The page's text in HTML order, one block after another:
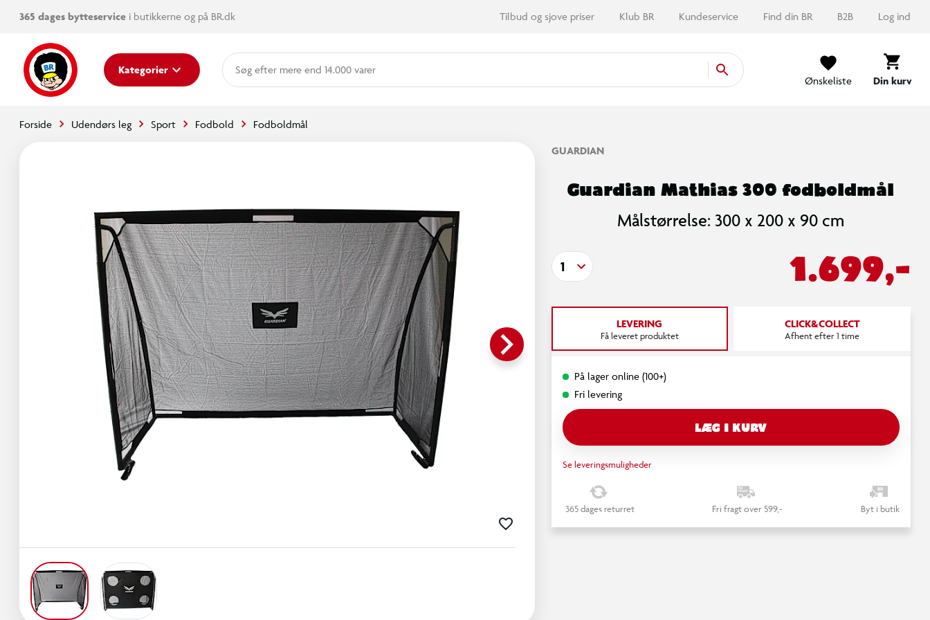
365 dages bytteservice i butikkerne og på BR.dk Tilbud og sjove priser Klub BR Kundeservice Find din BR B2B Log ind
Kategorier
mere end 14.000 varer
Ønskeliste
Din kurv
Forside Udendørs leg Sport Fodbold Fodboldmål
keyboard_arrow_right
GUARDIAN
Guardian Mathias 300 fodboldmål
Målstørrelse: 300 x 200 x 90 cm
1.699,-
1
LEVERING
Få leveret produktet
CLICK&COLLECT
Afhent efter 1 time
På lager online (100+)
Fri levering
LÆG I KURV
Se leveringsmuligheder
365 dages returret Fri fragt over 599,- Byt i butik